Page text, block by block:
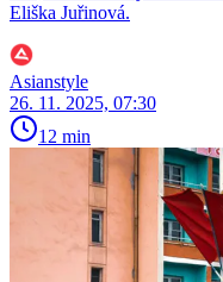
Eliška Juřinová.
Asianstyle
26. 11. 2025, 07:30
12 min